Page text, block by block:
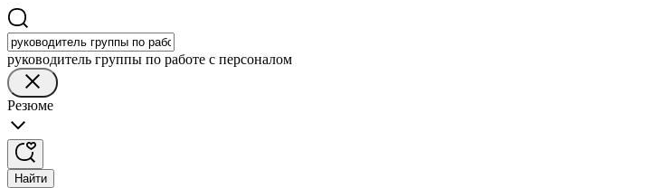
руководитель группы по работе с персоналом
Резюме
Найти